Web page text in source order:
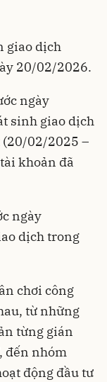
giao dịch
20/02/2026.
ngày
sinh giao dịch
(20/02/2025 –
khoản đã
ngày
dịch trong
chơi công
từ những
từng gián
đến nhóm
động đầu tư